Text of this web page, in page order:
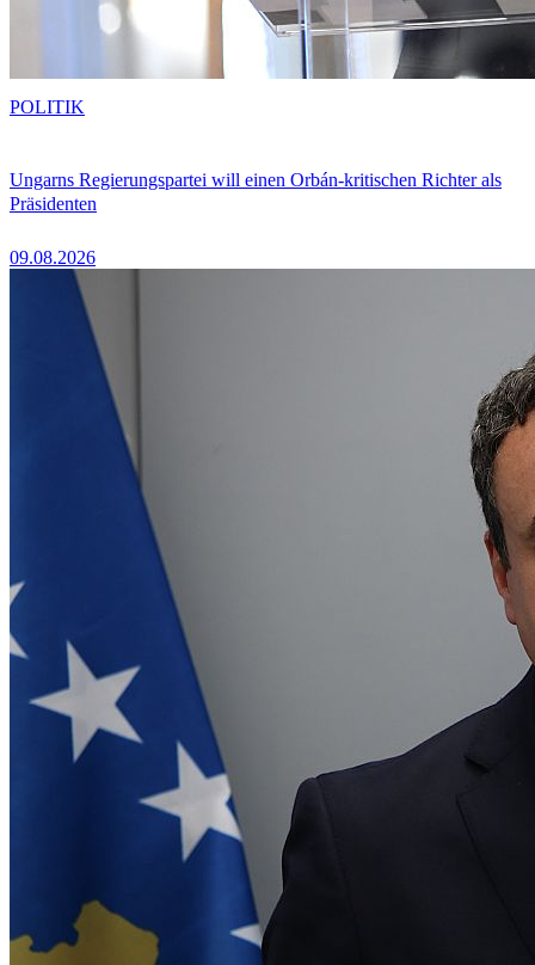
Ungarns Regierungspartei will einen Orbán-kritischen Richter als
Präsidenten
09.08.2026
POLITIK